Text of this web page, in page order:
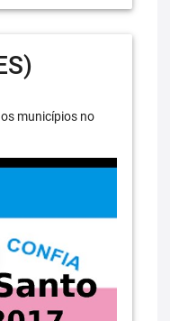
municípios no